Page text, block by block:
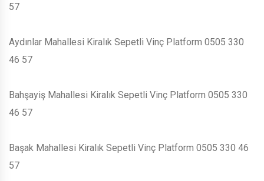
57
Aydınlar Mahallesi Kiralık Sepetli Vinç Platform 0505 330
46 57
Bahşayiş Mahallesi Kiralık Sepetli Vinç Platform 0505 330
46 57
Başak Mahallesi Kiralık Sepetli Vinç Platform 0505 330 46
57